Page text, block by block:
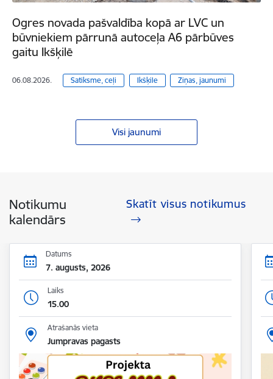
Ogres novada pašvaldība kopā ar LVC un
būvniekiem pārrunā autoceļa A6 pārbūves
gaitu Ikšķilē
06.08.2026. Satiksme, ceļi Ikšķile Ziņas, jaunumi
Visi jaunumi
Notikumu
kalendārs
Skatīt visus notikumus
Datums
7. augusts, 2026
Laiks
15.00
Atrašanās vieta
Jumpravas pagasts